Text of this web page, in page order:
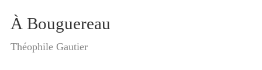
À Bouguereau
Théophile Gautier